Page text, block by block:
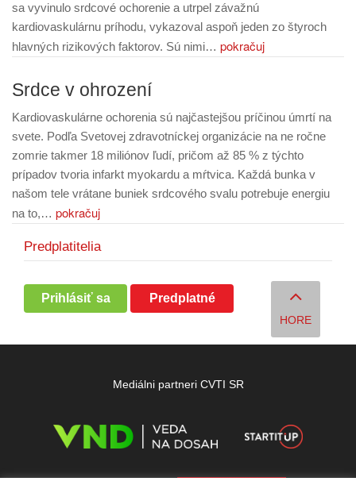
sa vyvinulo srdcové ochorenie a utrpel závažnú
kardiovaskulárnu príhodu, vykazoval aspoň jeden zo štyroch
hlavných rizikových faktorov. Sú nimi… pokračuj
Srdce v ohrození
Kardiovaskulárne ochorenia sú najčastejšou príčinou úmrtí na
svete. Podľa Svetovej zdravotníckej organizácie na ne ročne
zomrie takmer 18 miliónov ľudí, pričom až 85 % z týchto
prípadov tvoria infarkt myokardu a mŕtvica. Každá bunka v
našom tele vrátane buniek srdcového svalu potrebuje energiu
na to,… pokračuj
Predplatitelia
Prihlásiť sa Predplatné
HORE
Mediálni partneri CVTI SR